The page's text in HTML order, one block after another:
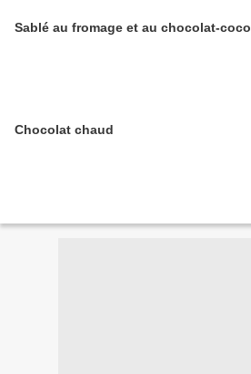
Sablé au fromage et au chocolat-coco
Chocolat chaud